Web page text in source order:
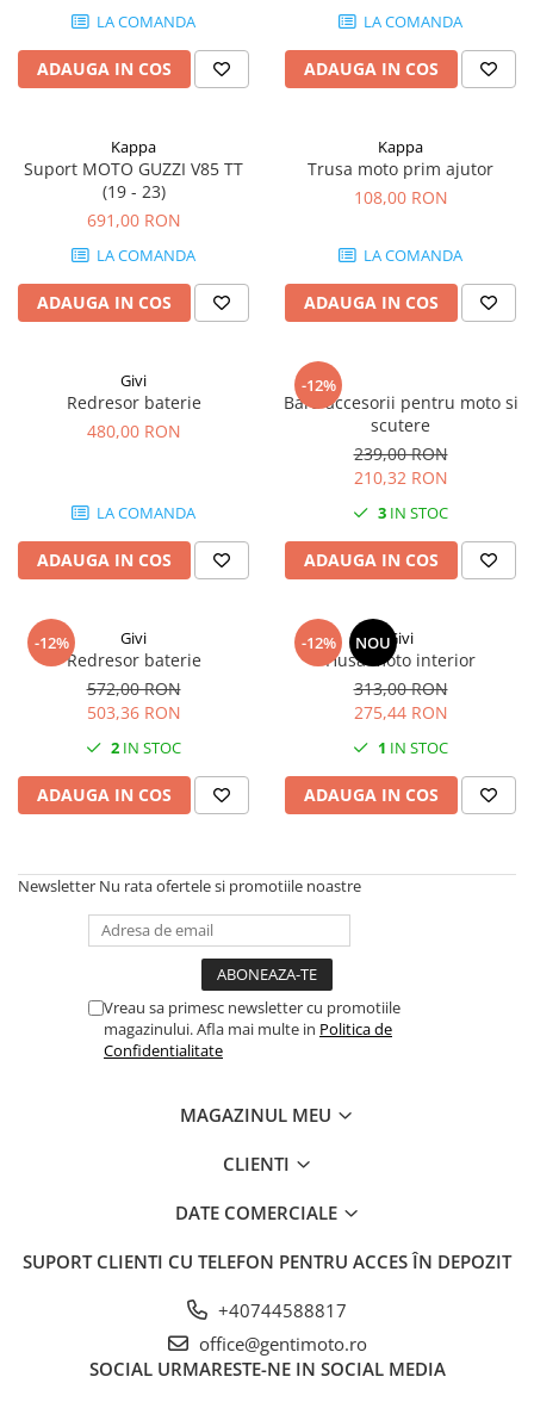
LA COMANDA
ADAUGA IN COS
LA COMANDA
ADAUGA IN COS
Kappa
Suport MOTO GUZZI V85 TT
(19 - 23)
691,00 RON
LA COMANDA
ADAUGA IN COS
Kappa
Trusa moto prim ajutor
108,00 RON
LA COMANDA
ADAUGA IN COS
Givi
Redresor baterie
480,00 RON
LA COMANDA
ADAUGA IN COS
-12%
Bara accesorii pentru moto si
scutere
239,00 RON
210,32 RON
3 IN STOC
ADAUGA IN COS
-12% Givi
Redresor baterie
572,00 RON
503,36 RON
2 IN STOC
ADAUGA IN COS
-12% NOUGivi
Husa moto interior
313,00 RON
275,44 RON
1 IN STOC
ADAUGA IN COS
Newsletter Nu rata ofertele si promotiile noastre
Vreau sa primesc newsletter cu promotiile
magazinului. Afla mai multe in Politica de
Confidentialitate
MAGAZINUL MEU
CLIENTI
DATE COMERCIALE
SUPORT CLIENTI CU TELEFON PENTRU ACCES ÎN DEPOZIT
+40744588817
office@gentimoto.ro
SOCIAL URMARESTE-NE IN SOCIAL MEDIA